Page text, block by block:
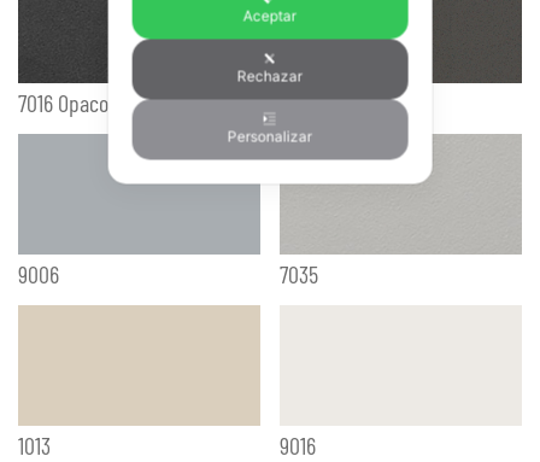
7016 Opaco 9007
9006 7035
1013 9016
Aceptar
Rechazar
Personalizar